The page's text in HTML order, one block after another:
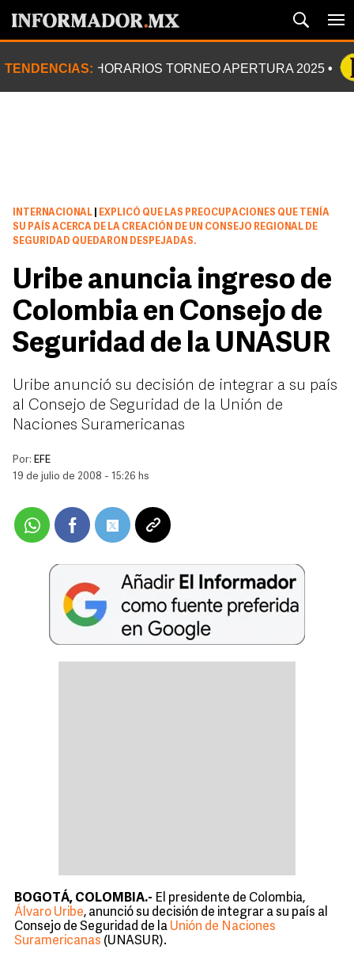
TENDENCIAS: HORARIOS TORNEO APERTURA 2025
INTERNACIONAL
EXPLICÓ QUE LAS PREOCUPACIONES QUE TENÍA
SU PAÍS ACERCA DE LA CREACIÓN DE UN CONSEJO REGIONAL DE
SEGURIDAD QUEDARON DESPEJADAS.
Uribe anuncia ingreso de
Colombia en Consejo de
Seguridad de la UNASUR
Uribe anunció su decisión de integrar a su país
al Consejo de Seguridad de la Unión de
Naciones Suramericanas
Por: EFE
19 de julio de 2008 - 15:26 hs
BOGOTÁ, COLOMBIA.- El presidente de Colombia,
Álvaro Uribe, anunció su decisión de integrar a su país al
Consejo de Seguridad de la Unión de Naciones
Suramericanas (UNASUR).